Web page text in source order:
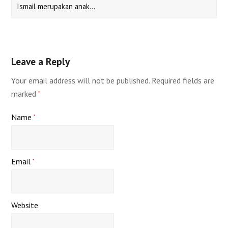
Ismail merupakan anak…
Leave a Reply
Your email address will not be published. Required fields are
marked*
Name*
Email*
Website